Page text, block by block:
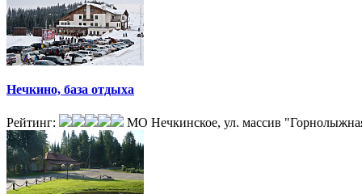
Нечкино, база отдыха
Рейтинг: МО Нечкинское, ул. массив